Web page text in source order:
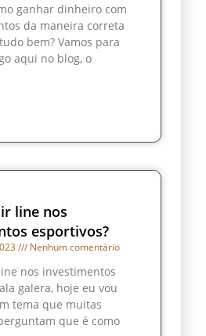
ganhar dinheiro com
da maneira correta
bem? Vamos para
aqui no blog, o
line nos
esportivos?
Nenhum comentário
nos investimentos
galera, hoje eu vou
tema que muitas
que é como